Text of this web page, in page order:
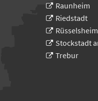
Raunheim
Riedstadt
Stockstadt
Trebur